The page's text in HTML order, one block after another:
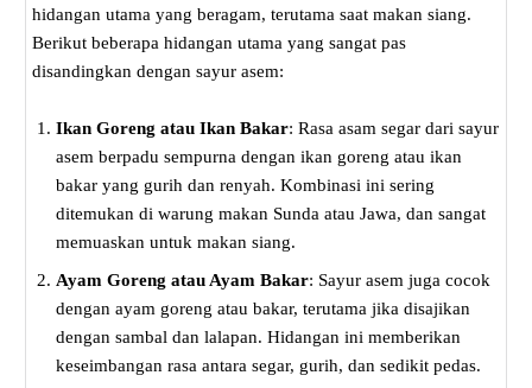
hidangan utama yang beragam, terutama saat makan siang.
Berikut beberapa hidangan utama yang sangat pas
disandingkan dengan sayur asem:
Ikan Goreng atau Ikan Bakar: Rasa asam segar dari sayur
asem berpadu sempurna dengan ikan goreng atau ikan
bakar yang gurih dan renyah. Kombinasi ini sering
ditemukan di warung makan Sunda atau Jawa, dan sangat
memuaskan untuk makan siang.
Ayam Goreng atau Ayam Bakar: Sayur asem juga cocok
dengan ayam goreng atau bakar, terutama jika disajikan
dengan sambal dan lalapan. Hidangan ini memberikan
keseimbangan rasa antara segar, gurih, dan sedikit pedas.